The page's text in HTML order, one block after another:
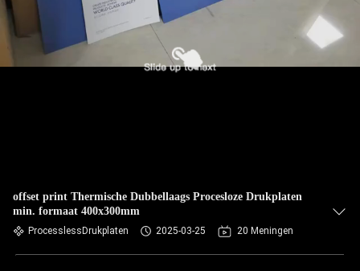
offset print Thermische Dubbellaags Procesloze Drukplaten
min. formaat 400x300mm
ProcesslessDrukplaten 2025-03-25 20 Meningen